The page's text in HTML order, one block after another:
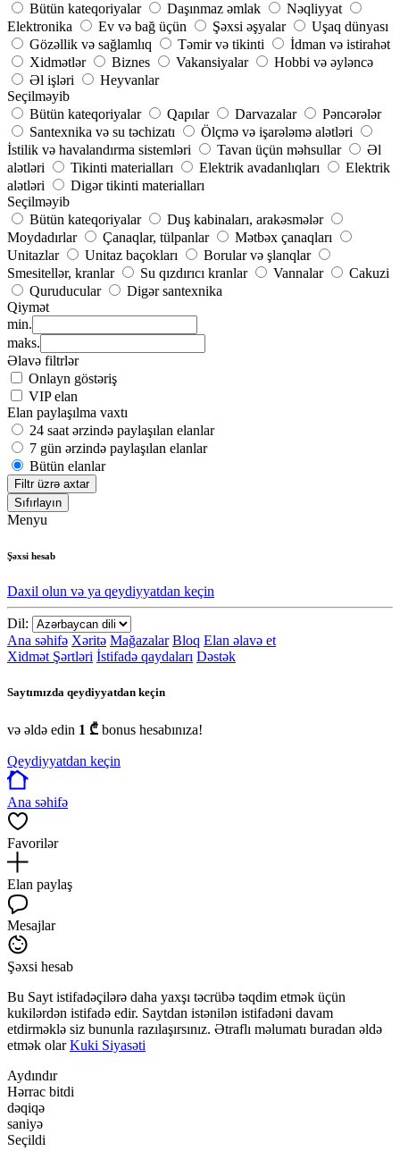
Bütün kateqoriyalar
Daşınmaz əmlak
Nəqliyyat
Elektronika
Ev və bağ üçün Şəxsi əşyalar
Uşaq dünyası
Gözəllik və sağlamlıq
Təmir və tikinti
İdman və istirahət
Xidmətlər
Biznes Vakansiyalar
Hobbi və əyləncə
Əl işləri
Heyvanlar
Seçilməyib
Bütün kateqoriyalar
Qapılar Darvazalar
Pəncərələr
Santexnika və su təchizatı
Ölçmə və işarələmə alətləri
İstilik və havalandırma sistemləri
Tavan üçün məhsullar
Əl
alətləri
Tikinti materialları Elektrik avadanlıqları
Elektrik
alətləri
Digər tikinti materialları
Seçilməyib
Bütün kateqoriyalar
Duş kabinaları, arakəsmələr
Moydadırlar
Çanaqlar, tülpanlar
Mətbəx çanaqları
Unitazlar
Unitaz baçokları
Borular və şlanqlar
Smesitellər, kranlar
Su qızdırıcı kranlar Vannalar
Cakuzi
Quruducular
Digər santexnika
Qiymət
min.
maks.
Əlavə filtrlər
Onlayn göstəriş
VIP elan
Elan paylaşılma vaxtı
24 saat ərzində paylaşılan elanlar
7 gün ərzində paylaşılan elanlar
Bütün elanlar
Filtr üzrə axtar
Sıfırlayın
Menyu
Şəxsi hesab
Daxil olun və ya qeydiyyatdan keçin
Dil:
Ana səhifə Xəritə Mağazalar Bloq Elan əlavə et
Xidmət Şərtləri İstifadə qaydaları Dəstək
Saytımızda qeydiyyatdan keçin
və əldə edin 1 ₾ bonus hesabınıza!
Qeydiyyatdan keçin
Ana səhifə
Favorilər
Elan paylaş
Mesajlar
Şəxsi hesab
Bu Sayt istifadəçilərə daha yaxşı təcrübə təqdim etmək üçün
kukilərdən istifadə edir. Saytdan istənilən istifadəni davam
etdirməklə siz bununla razılaşırsınız. Ətraflı məlumatı buradan əldə
etmək olarKuki Siyasəti
Aydındır
Hərrac bitdi
dəqiqə
saniyə
Seçildi